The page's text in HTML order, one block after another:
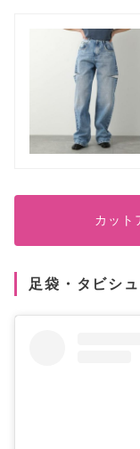
カット
足袋・タビシ